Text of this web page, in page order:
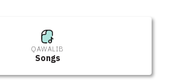
QAWALIB
Songs